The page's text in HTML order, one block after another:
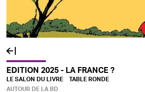
EDITION 2025 - LA FRANCE ?
LE SALON DU LIVRE
TABLE RONDE
AUTOUR DE LA BD